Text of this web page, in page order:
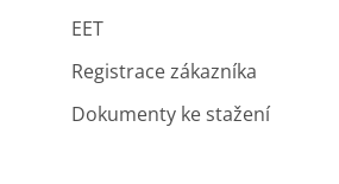
EET
Registrace zákazníka
Dokumenty ke stažení